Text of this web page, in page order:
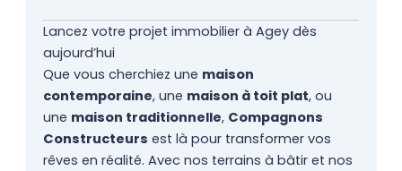
Lancez votre projet immobilier à Agey dès
aujourd’hui
Que vous cherchiez une maison
contemporaine, une maison à toit plat, ou
une maison traditionnelle, Compagnons
Constructeurs est là pour transformer vos
rêves en réalité. Avec nos terrains à bâtir et nos